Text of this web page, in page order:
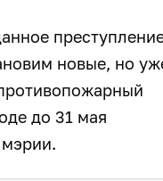
новые, но
до 31 мая